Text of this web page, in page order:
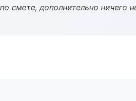
смете, дополнительно ничего